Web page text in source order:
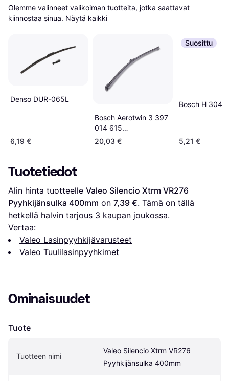
Olemme valinneet valikoiman tuotteita, jotka saattavat
kiinnostaa sinua. Näytä kaikki
Denso DUR-065L
6,19 €
Bosch Aerotwin 3 397
014 615
Pyyhkijänsulka
20,03 €
Suosittu
Bosch H 304
5,21 €
Tuotetiedot
Alin hinta tuotteelle Valeo Silencio Xtrm VR276
Pyyhkijänsulka 400mm on 7,39 €. Tämä on tällä
hetkellä halvin tarjous 3 kaupan joukossa.
Vertaa:
Valeo Lasinpyyhkijävarusteet
Valeo Tuulilasinpyyhkimet
Ominaisuudet
Tuote
Tuotteen nimi
Valeo Silencio Xtrm VR276
Pyyhkijänsulka 400mm